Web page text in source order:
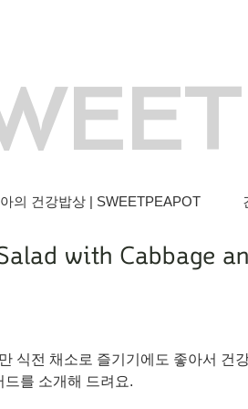
의 건강밥상 | SWEETPEAPOT
with Cabbage
식전 채소로 즐기기에도 좋아서 건
드를 소개해 드려요.